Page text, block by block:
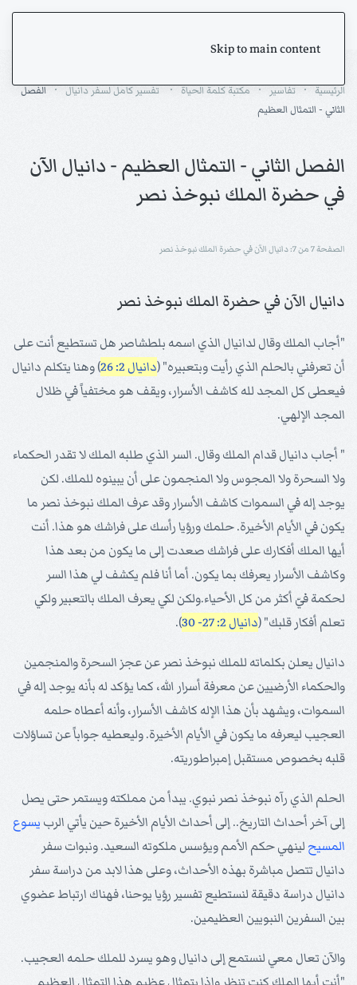
Skip to main content
الرئيسية تفاسير مكتبة كلمة الحياة تفسير كامل لسفر دانيال
الفصل
الثاني - التمثال العظيم
الفصل الثاني - التمثال العظيم - دانيال الآن
في حضرة الملك نبوخذ نصر
الصفحة 7 من 7: دانيال الآن في حضرة الملك نبوخذ نصر
دانيال الآن في حضرة الملك نبوخذ نصر
"أجاب الملك وقال لدانيال الذي اسمه بلطشاصر هل تستطيع أنت على
أن تعرفني بالحلم الذي رأيت وبتعبيره" (دانيال 2: 26
) وهنا يتكلم دانيال
فيعطى كل المجد لله كاشف الأسرار، ويقف هو مختفياً في ظلال
المجد الإلهي.
" أجاب دانيال قدام الملك وقال. السر الذي طلبه الملك لا تقدر الحكماء
ولا السحرة ولا المجوس ولا المنجمون على أن يبينوه للملك. لكن
يوجد إله في السموات كاشف الأسرار وقد عرف الملك نبوخذ نصر ما
يكون في الأيام الأخيرة. حلمك ورؤيا رأسك على فراشك هو هذا. أنت
أيها الملك أفكارك على فراشك صعدت إلى ما يكون من بعد هذا
وكاشف الأسرار يعرفك بما يكون. أما أنا فلم يكشف لي هذا السر
لحكمة فيّ أكثر من كل الأحياء.ولكن لكي يعرف الملك بالتعبير ولكي
تعلم أفكار قلبك" (دانيال 2: 27- 30 ).
دانيال يعلن بكلماته للملك نبوخذ نصر عن عجز السحرة والمنجمين
والحكماء الأرضيين عن معرفة أسرار الله، كما يؤكد له بأنه يوجد إله في
السموات، ويشهد بأن هذا الإله كاشف الأسرار، وأنه أعطاه حلمه
العجيب ليعرفه ما يكون في الأيام الأخيرة. وليعطيه جواباً عن تساؤلات
قلبه بخصوص مستقبل إمبراطوريته.
الحلم الذي رآه نبوخذ نصر نبوي. يبدأ من مملكته ويستمر حتى يصل
إلى آخر أحداث التاريخ.. إلى أحداث الأيام الأخيرة حين يأتي الرب يسوع
المسيح لينهي حكم الأمم ويؤسس ملكوته السعيد. ونبوات سفر
دانيال تتصل مباشرة بهذه الأحداث، وعلى هذا لابد من دراسة سفر
دانيال دراسة دقيقة لنستطيع تفسير رؤيا يوحنا، فهناك ارتباط عضوي
بين السفرين النبويين العظيمين.
والآن تعال معي لنستمع إلى دانيال وهو يسرد للملك حلمه العجيب.